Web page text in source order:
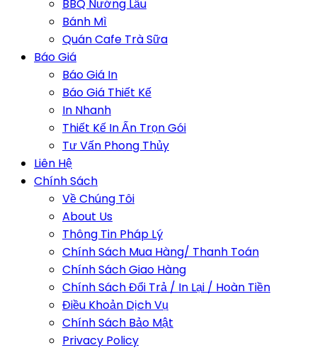
BBQ Nướng Lẩu
Bánh Mì
Quán Cafe Trà Sữa
Báo Giá
Báo Giá In
Báo Giá Thiết Kế
In Nhanh
Thiết Kế In Ấn Trọn Gói
Tư Vấn Phong Thủy
Liên Hệ
Chính Sách
Về Chúng Tôi
About Us
Thông Tin Pháp Lý
Chính Sách Mua Hàng/ Thanh Toán
Chính Sách Giao Hàng
Chính Sách Đổi Trả / In Lại / Hoàn Tiền
Điều Khoản Dịch Vụ
Chính Sách Bảo Mật
Privacy Policy